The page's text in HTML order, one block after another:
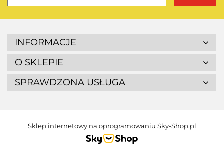
INFORMACJE
O SKLEPIE
SPRAWDZONA USŁUGA
Sklep internetowy na oprogramowaniu Sky-Shop.pl